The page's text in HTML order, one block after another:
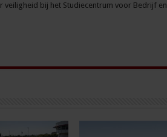
bij het Studiecentrum voor Bedrijf en